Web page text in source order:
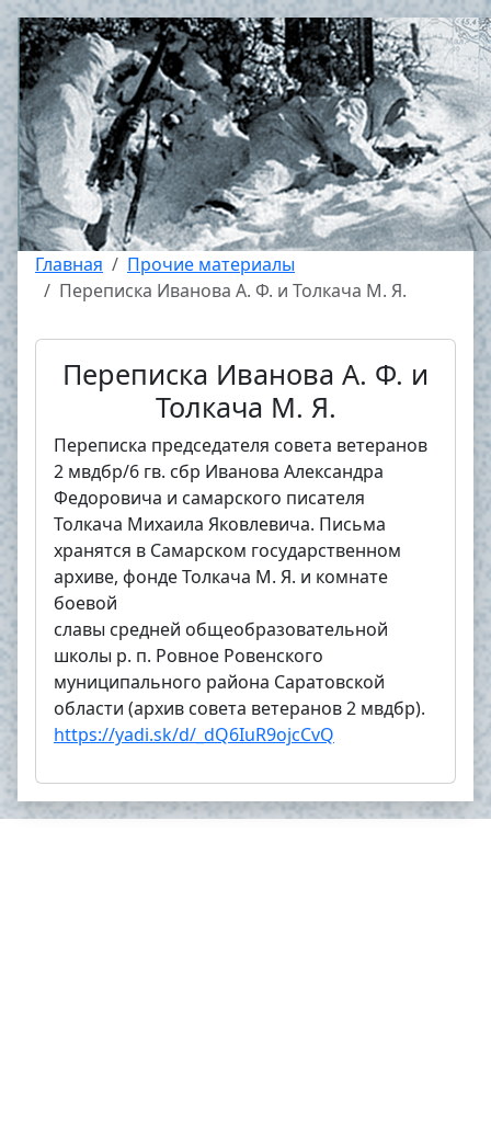
Главная
Прочие материалы
Переписка Иванова А. Ф. и Толкача М. Я.
Переписка Иванова А. Ф. и
Толкача М. Я.
Переписка председателя совета ветеранов
2 мвдбр/6 гв. сбр Иванова Александра
Федоровича и самарского писателя
Толкача Михаила Яковлевича. Письма
хранятся в Самарском государственном
архиве, фонде Толкача М. Я. и комнате
боевой
славы средней общеобразовательной
школы р. п. Ровное Ровенского
муниципального района Саратовской
области (архив совета ветеранов 2 мвдбр).
https://yadi.sk/d/_dQ6IuR9ojcCvQ